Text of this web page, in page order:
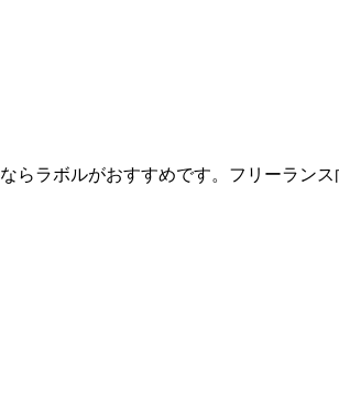
らラボルがおすすめです。フリーラン